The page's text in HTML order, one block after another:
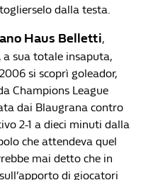
dalla testa.
Haus Belletti,
a sua totale insaputa,
si scoprì goleador,
Champions League
dai Blaugrana contro
2-1 a dieci minuti dalla
che attendeva quel
mai detto che in
di giocatori